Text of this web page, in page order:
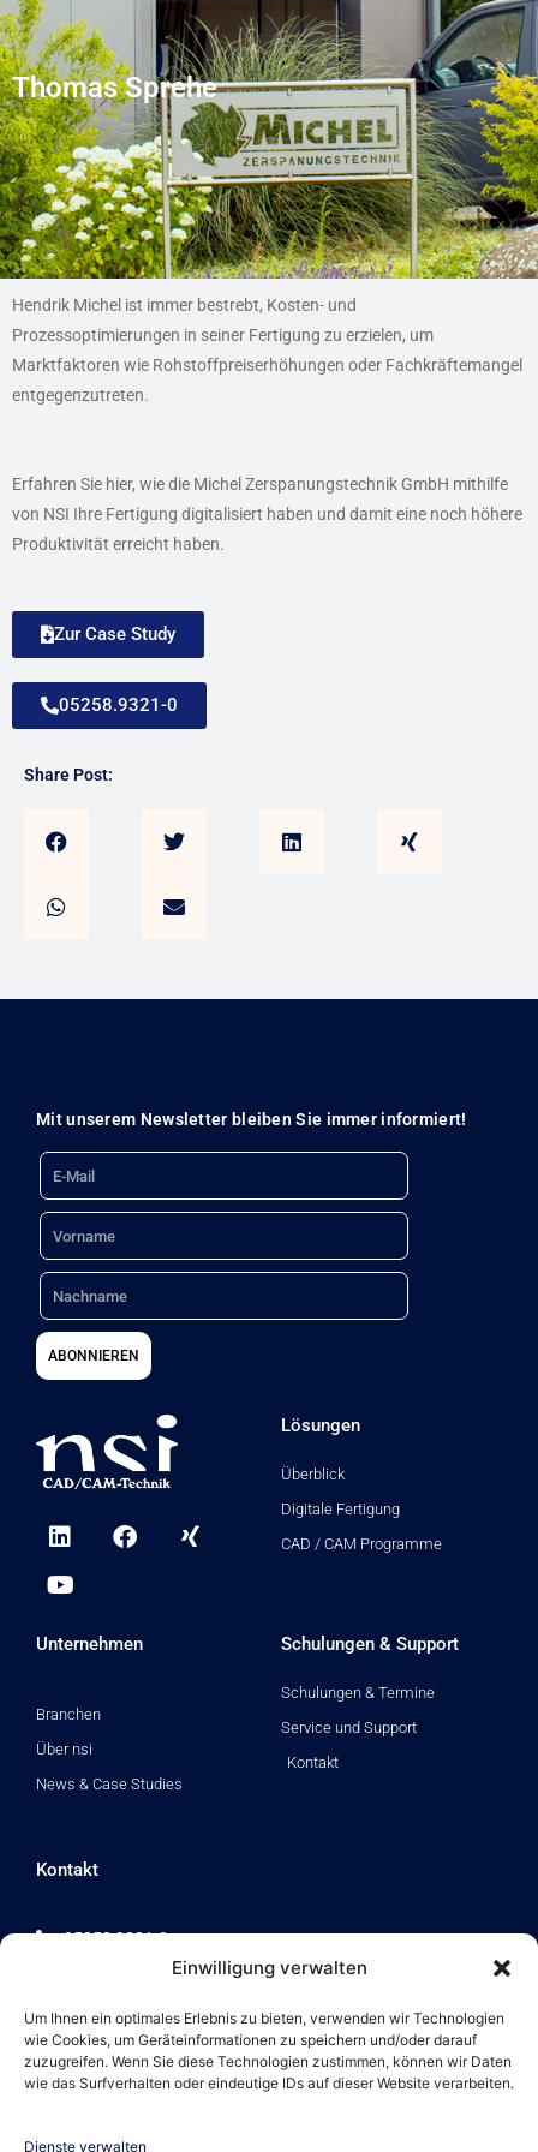
Einwilligung verwalten
Um Ihnen ein optimales Erlebnis zu bieten, verwenden wir Technologien
wie Cookies, um Geräteinformationen zu speichern und/oder darauf
zuzugreifen. Wenn Sie diese Technologien zustimmen, können wir Daten
wie das Surfverhalten oder eindeutige IDs auf dieser Website verarbeiten.
Dienste verwalten
Thomas Sprehe
Hendrik Michel ist immer bestrebt, Kosten- und
Prozessoptimierungen in seiner Fertigung zu erzielen, um
Marktfaktoren wie Rohstoffpreiserhöhungen oder Fachkräftemangel
entgegenzutreten.
Erfahren Sie hier, wie die Michel Zerspanungstechnik GmbH mithilfe
von NSI Ihre Fertigung digitalisiert haben und damit eine noch höhere
Produktivität erreicht haben.
Zur Case Study
05258.9321-0
Share Post:
Mit unserem Newsletter bleiben Sie immer informiert!
Email
Name
Nachname
ABONNIEREN
L
i
n
k
d
F
a
o
X
i
Y
o
u
t
b
Lösungen
Überblick
Digitale Fertigung
CAD / CAM Programme
Unternehmen
Branchen
Über nsi
News & Case Studies
Schulungen & Support
Schulungen & Termine
Service und Support
Kontakt
Kontakt
05258 9321-0
info@nsi-online.de
33154 Salzkotten